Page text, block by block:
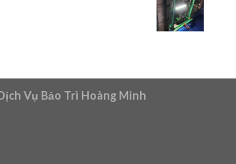
Vụ Bảo Trì Hoàng Minh